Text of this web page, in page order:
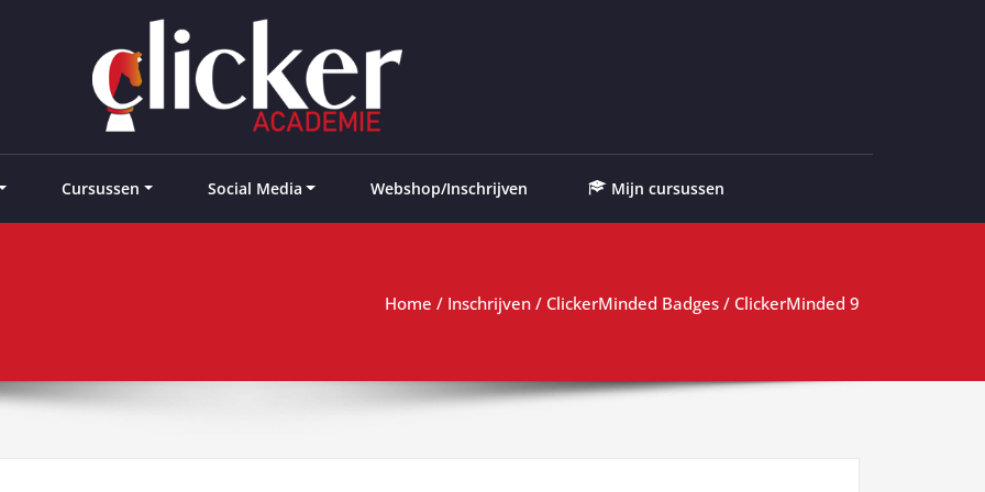
Cursussen Social Media Webshop/Inschrijven Mijn cursussen
Home / Inschrijven / ClickerMinded Badges / ClickerMinded 9